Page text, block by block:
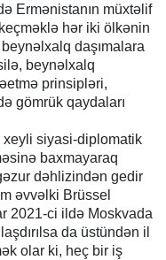
Ermənistanın müxtəlif
hər iki ölkənin
daşımalara
beynəlxalq
prinsipləri,
gömrük qaydaları
xeyli siyasi-diplomatik
baxmayaraq
dəhlizindən gedir
əvvəlki Brüssel
2021-ci ildə Moskvada
da üstündən il
olar ki, heç bir iş